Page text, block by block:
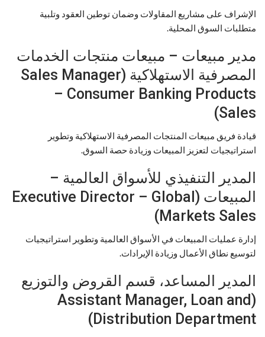
الإشراف على مشاريع المقاولات وضمان توطين العقود وتلبية
متطلبات السوق المحلية.
مدير مبيعات – مبيعات منتجات الخدمات
المصرفية الاستهلاكية (Sales Manager
– Consumer Banking Products
Sales)
قيادة فريق مبيعات المنتجات المصرفية الاستهلاكية وتطوير
استراتيجيات لتعزيز المبيعات وزيادة حصة السوق.
المدير التنفيذي للأسواق العالمية –
المبيعات (Executive Director – Global
Markets Sales)
إدارة عمليات المبيعات في الأسواق العالمية وتطوير استراتيجيات
لتوسيع نطاق الأعمال وزيادة الإيرادات.
المدير المساعد، قسم القروض والتوزيع
(Assistant Manager, Loan and
Distribution Department)